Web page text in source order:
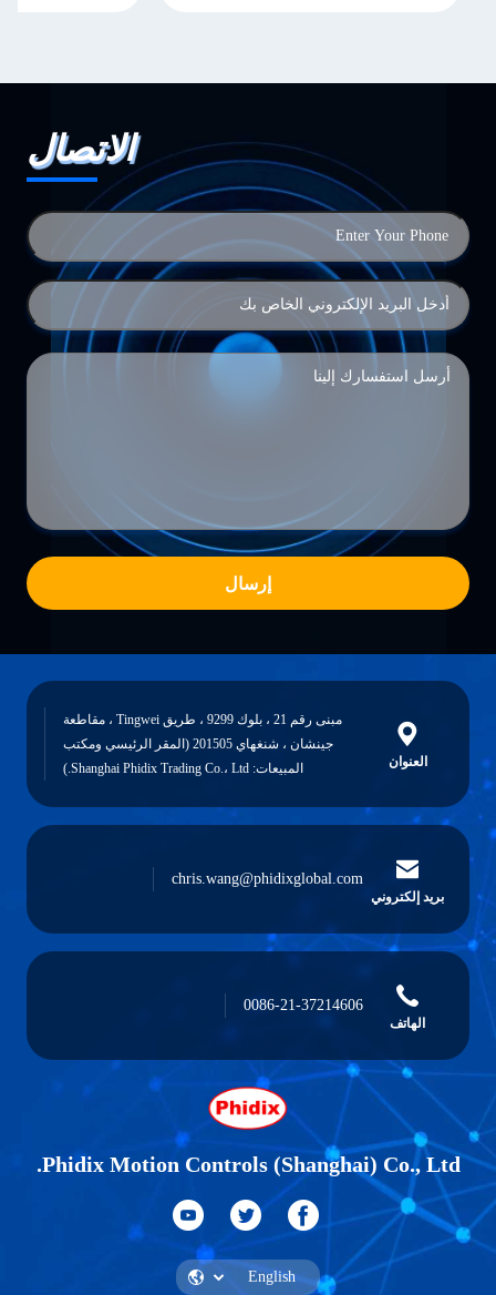
الاتصال
إرسال
العنوان
مبنى رقم 21 ، بلوك 9299 ، طريق Tingwei ، مقاطعة
جينشان ، شنغهاي 201505 (المقر الرئيسي ومكتب
المبيعات: Shanghai Phidix Trading Co.، Ltd.)
بريد إلكتروني
chris.wang@phidixglobal.com
الهاتف
0086-21-37214606
Phidix Motion Controls (Shanghai) Co., Ltd.